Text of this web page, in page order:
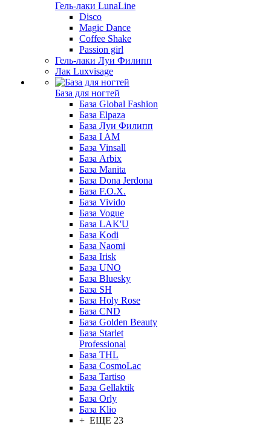
Гель-лаки LunaLine
Disco
Magic Dance
Coffee Shake
Passion girl
Гель-лаки Луи Филипп
Лак Luxvisage
База для ногтей
База Global Fashion
База Elpaza
База Луи Филипп
База I AM
База Vinsall
База Arbix
База Manita
База Dona Jerdona
База F.O.X.
База Vivido
База Vogue
База LAK'U
База Kodi
База Naomi
База Irisk
База UNO
База Bluesky
База SH
База Holy Rose
База CND
База Golden Beauty
База Starlet
Professional
База THL
База CosmoLac
База Tartiso
База Gellaktik
База Orly
База Klio
+ ЕЩЕ 23